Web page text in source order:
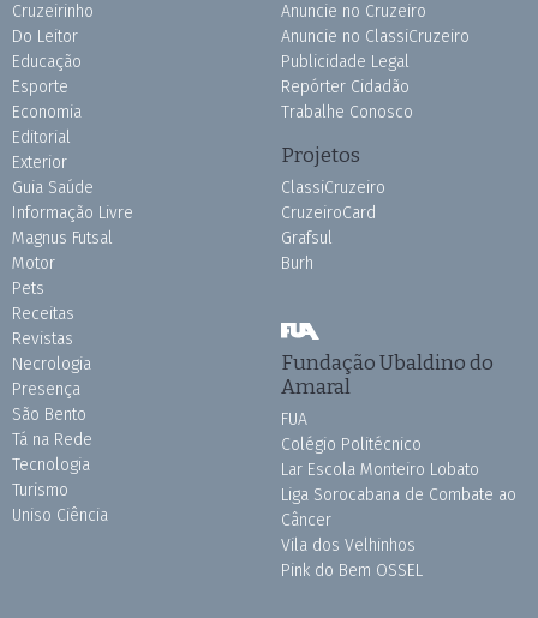
Cruzeirinho
Do Leitor
Educação
Esporte
Economia
Editorial
Exterior
Guia Saúde
Informação Livre
Magnus Futsal
Motor
Pets
Receitas
Revistas
Necrologia
Presença
São Bento
Tá na Rede
Tecnologia
Turismo
Uniso Ciência
Anuncie no Cruzeiro
Anuncie no ClassiCruzeiro
Publicidade Legal
Repórter Cidadão
Trabalhe Conosco
Projetos
ClassiCruzeiro
CruzeiroCard
Grafsul
Burh
Fundação Ubaldino do
Amaral
FUA
Colégio Politécnico
Lar Escola Monteiro Lobato
Liga Sorocabana de Combate ao
Câncer
Vila dos Velhinhos
Pink do Bem OSSEL